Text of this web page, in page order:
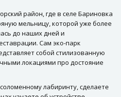
район, где в селе Бариновка
мельницу, которой уже более
до наших дней и
Сам эко-парк
собой стилизованную
локациями про достояние
лабиринту, сделаете